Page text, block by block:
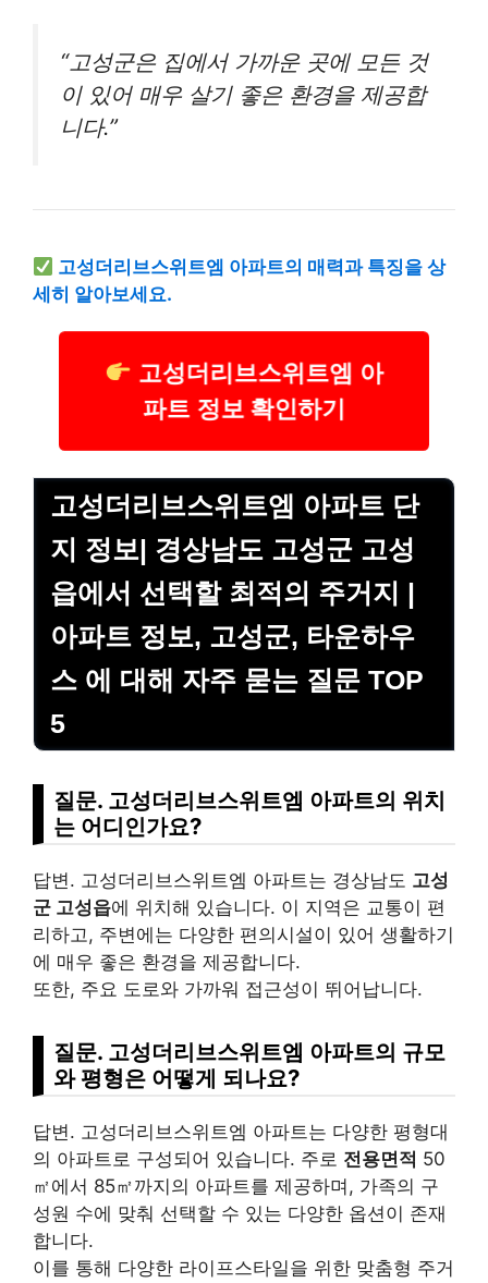
“고성군은 집에서 가까운 곳에 모든 것
이 있어 매우 살기 좋은 환경을 제공합
니다.”
고성더리브스위트엠 아파트의 매력과 특징을 상
세히 알아보세요.
고성더리브스위트엠 아
파트 정보 확인하기
고성더리브스위트엠 아파트 단
지 정보| 경상남도 고성군 고성
읍에서 선택할 최적의 주거지 |
아파트 정보, 고성군, 타운하우
스 에 대해 자주 묻는 질문 TOP
5
질문. 고성더리브스위트엠 아파트의 위치
는 어디인가요?
답변. 고성더리브스위트엠 아파트는 경상남도 고성
군 고성읍에 위치해 있습니다. 이 지역은 교통이 편
리하고, 주변에는 다양한 편의시설이 있어 생활하기
에 매우 좋은 환경을 제공합니다.
또한, 주요 도로와 가까워 접근성이 뛰어납니다.
질문. 고성더리브스위트엠 아파트의 규모
와 평형은 어떻게 되나요?
답변. 고성더리브스위트엠 아파트는 다양한 평형대
의 아파트로 구성되어 있습니다. 주로 전용면적 50
㎡에서 85㎡까지의 아파트를 제공하며, 가족의 구
성원 수에 맞춰 선택할 수 있는 다양한 옵션이 존재
합니다.
이를 통해 다양한 라이프스타일을 위한 맞춤형 주거